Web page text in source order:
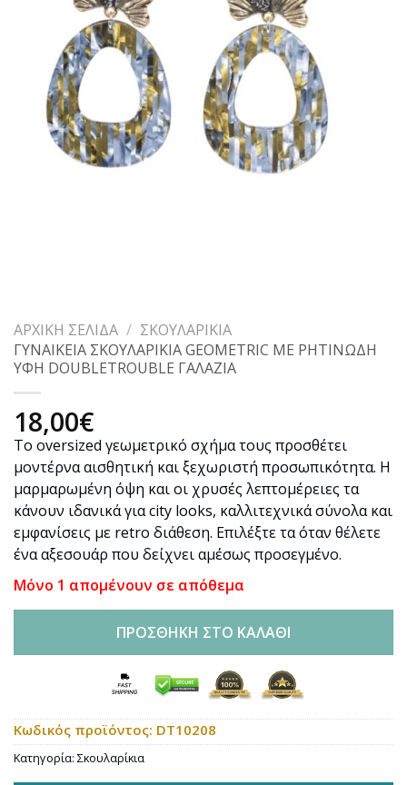
ΑΡΧΙΚΉ ΣΕΛΊΔΑ / ΣΚΟΥΛΑΡΊΚΙΑ
ΓΥΝΑΙΚΕΙΑ ΣΚΟΥΛΑΡΙΚΙΑ GEOMETRIC ΜΕ ΡΗΤΙΝΩΔΗ
ΥΦΗ DOUBLETROUBLE ΓΑΛΑΖΙΑ
18,00€
Το oversized γεωμετρικό σχήμα τους προσθέτει
μοντέρνα αισθητική και ξεχωριστή προσωπικότητα. Η
μαρμαρωμένη όψη και οι χρυσές λεπτομέρειες τα
κάνουν ιδανικά για city looks, καλλιτεχνικά σύνολα και
εμφανίσεις με retro διάθεση. Επιλέξτε τα όταν θέλετε
ένα αξεσουάρ που δείχνει αμέσως προσεγμένο.
Μόνο 1 απομένουν σε απόθεμα
ΠΡΟΣΘΉΚΗ ΣΤΟ ΚΑΛΆΘΙ
Κωδικός προϊόντος: DT10208
Κατηγορία: Σκουλαρίκια